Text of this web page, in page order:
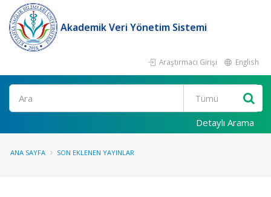
Akademik Veri Yönetim Sistemi
Araştırmacı Girişi English
Ara
Detaylı Arama
ANA SAYFA SON EKLENEN YAYINLAR